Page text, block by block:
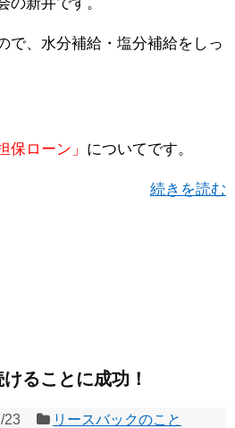
で、水分補給・塩分補給をしっ
保ローン」 についてです。
続きを読む
ることに成功！
23 リースバックのこと